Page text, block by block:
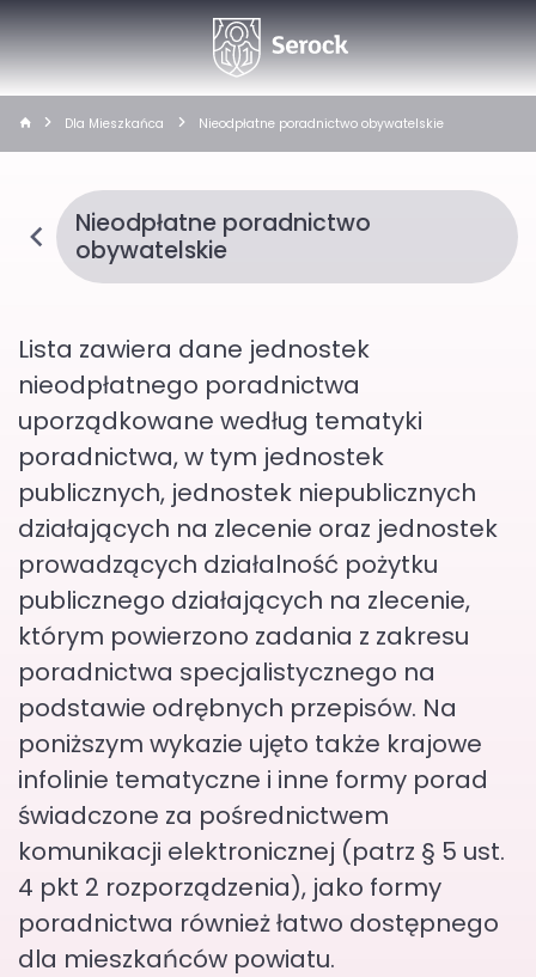
Dla Mieszkańca Nieodpłatne poradnictwo obywatelskie
Nieodpłatne poradnictwo
obywatelskie
Lista zawiera dane jednostek
nieodpłatnego poradnictwa
uporządkowane według tematyki
poradnictwa, w tym jednostek
publicznych, jednostek niepublicznych
działających na zlecenie oraz jednostek
prowadzących działalność pożytku
publicznego działających na zlecenie,
którym powierzono zadania z zakresu
poradnictwa specjalistycznego na
podstawie odrębnych przepisów. Na
poniższym wykazie ujęto także krajowe
infolinie tematyczne i inne formy porad
świadczone za pośrednictwem
komunikacji elektronicznej (patrz § 5 ust.
4 pkt 2 rozporządzenia), jako formy
poradnictwa również łatwo dostępnego
dla mieszkańców powiatu.